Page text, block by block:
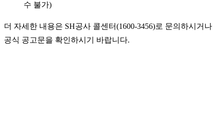
수 불가)
더 자세한 내용은 SH공사 콜센터(1600-3456)로 문의하시거나
공식 공고문을 확인하시기 바랍니다.